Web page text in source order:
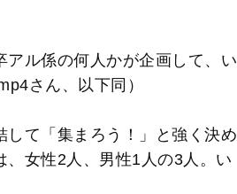
アル係の何人かが企画して、い
さん、以下同）
して「集まろう！」と強く決め
女性2人、男性1人の3人。い